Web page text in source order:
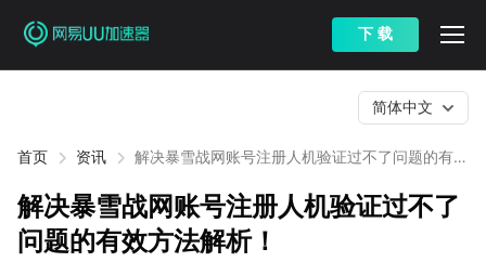
下 载
首页 资讯
解决暴雪战网账号注册人机验证过不了问题的有效
简体中文
解决暴雪战网账号注册人机验证过不了
问题的有效方法解析！